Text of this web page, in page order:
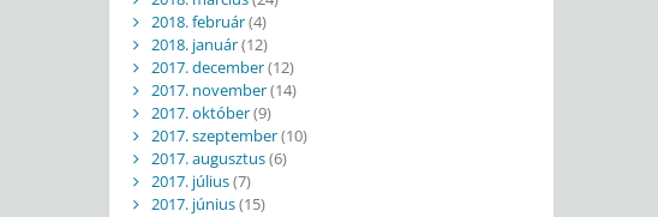
2018. február(4)
2018. január(12)
2017. december(12)
2017. november(14)
2017. október(9)
2017. szeptember(10)
2017. augusztus(6)
2017. július(7)
2017. június(15)